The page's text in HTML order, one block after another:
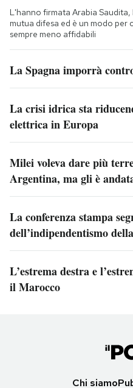
L'hanno firmata Arabia
mutua difesa ed è un modo per
sempre meno affidabili
La Spagna imporrà
La crisi idrica sta
elettrica in Europa
Milei voleva dare più
Argentina, ma gli è
La conferenza stampa
dell’indipendentismo
L’estrema destra e
il Marocco
Chi siamo